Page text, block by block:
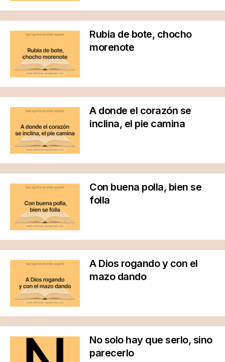
Rubia de bote, chocho
morenote
A donde el corazón se
inclina, el pie camina
Con buena polla, bien se
folla
A Dios rogando y con el
mazo dando
No solo hay que serlo, sino
parecerlo